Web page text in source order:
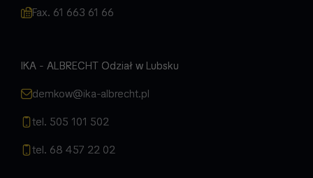
Fax. 61 663 61 66
IKA - ALBRECHT Odział w Lubsku
demkow@ika-albrecht.pl
tel. 505 101 502
tel. 68 457 22 02